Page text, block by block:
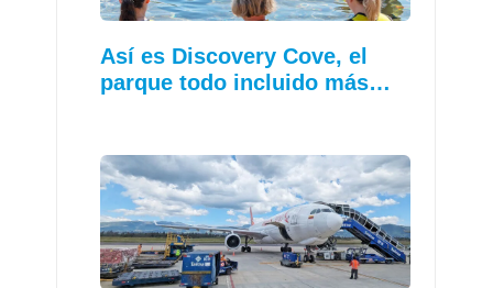
Así es Discovery Cove, el
parque todo incluido más…